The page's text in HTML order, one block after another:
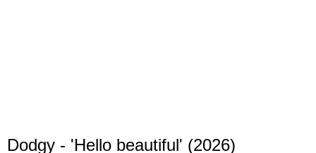
Dodgy - 'Hello beautiful' (2026)